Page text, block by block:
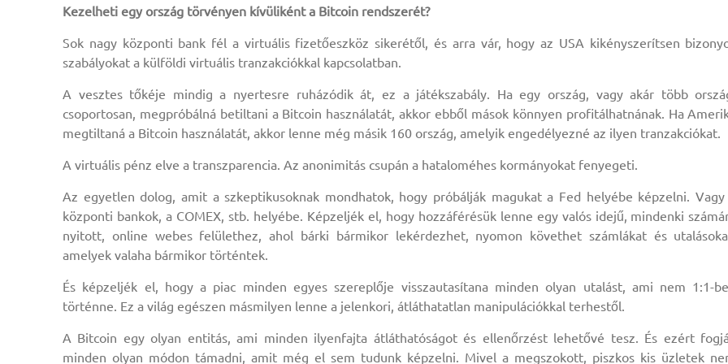
Kezelheti egy ország törvényen kívüliként a Bitcoin rendszerét?
Sok nagy központi bank fél a virtuális fizetőeszköz sikerétől, és arra vár, hogy az USA kikényszerítsen
szabályokat a külföldi virtuális tranzakciókkal kapcsolatban.
A vesztes tőkéje mindig a nyertesre ruházódik át, ez a játékszabály. Ha egy ország, vagy akár több
csoportosan, megpróbálná betiltani a Bitcoin használatát, akkor ebből mások könnyen profitálhatnának. Ha
megtiltaná a Bitcoin használatát, akkor lenne még másik 160 ország, amelyik engedélyezné az ilyen tranzakciókat.
A virtuális pénz elve a transzparencia. Az anonimitás csupán a hataloméhes kormányokat fenyegeti.
Az egyetlen dolog, amit a szkeptikusoknak mondhatok, hogy próbálják magukat a Fed helyébe képzelni. Vagy
központi bankok, a COMEX, stb. helyébe. Képzeljék el, hogy hozzáférésük lenne egy valós idejű, mindenki
nyitott, online webes felülethez, ahol bárki bármikor lekérdezhet, nyomon követhet számlákat és
amelyek valaha bármikor történtek.
És képzeljék el, hogy a piac minden egyes szereplője visszautasítana minden olyan utalást, ami nem 1:1-
történne. Ez a világ egészen másmilyen lenne a jelenkori, átláthatatlan manipulációkkal terhestől.
A Bitcoin egy olyan entitás, ami minden ilyenfajta átláthatóságot és ellenőrzést lehetővé tesz. És ezért
minden olyan módon támadni, amit még el sem tudunk képzelni. Mivel a megszokott, piszkos kis üzletek